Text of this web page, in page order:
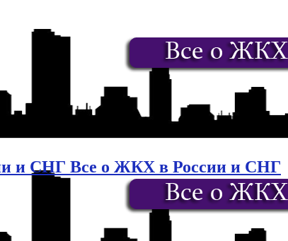
и СНГ Все о ЖКХ в России и СНГ